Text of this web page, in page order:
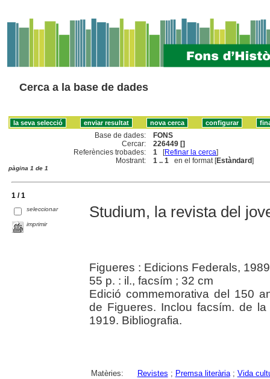
Cerca a la base de dades
Base de dades:
FONS
Cercar:
226449 []
Referències trobades:
1 [Refinar la cerca]
Mostrant:
1 .. 1 en el format [Estàndard]
pàgina 1 de 1
1 / 1
seleccionar
imprimir
Studium, la revista del
Figueres : Edicions Federals, 1989
55 p. : il., facsím ; 32 cm
Edició commemorativa del 150
de Figueres. Inclou facsím. de
1919. Bibliografia.
Matèries: Revistes ; Premsa literària; Vida